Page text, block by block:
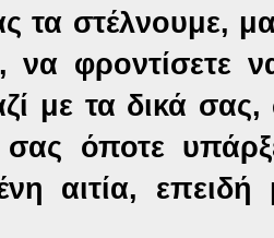
τα στέλνουμε,
να φροντίσετε
με τα δικά
όποτε
αιτία,